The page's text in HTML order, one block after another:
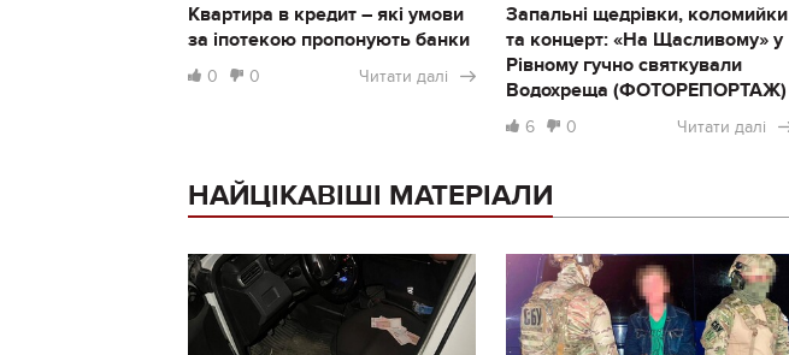
Квартира в кредит – які умови
за іпотекою пропонують банки
0 0 Читати далі
Запальні щедрівки, коломийки
та концерт: «На Щасливому» у
Рівному гучно святкували
Водохреща (ФОТОРЕПОРТАЖ)
6 0 Читати далі
НАЙЦІКАВІШІ МАТЕРІАЛИ